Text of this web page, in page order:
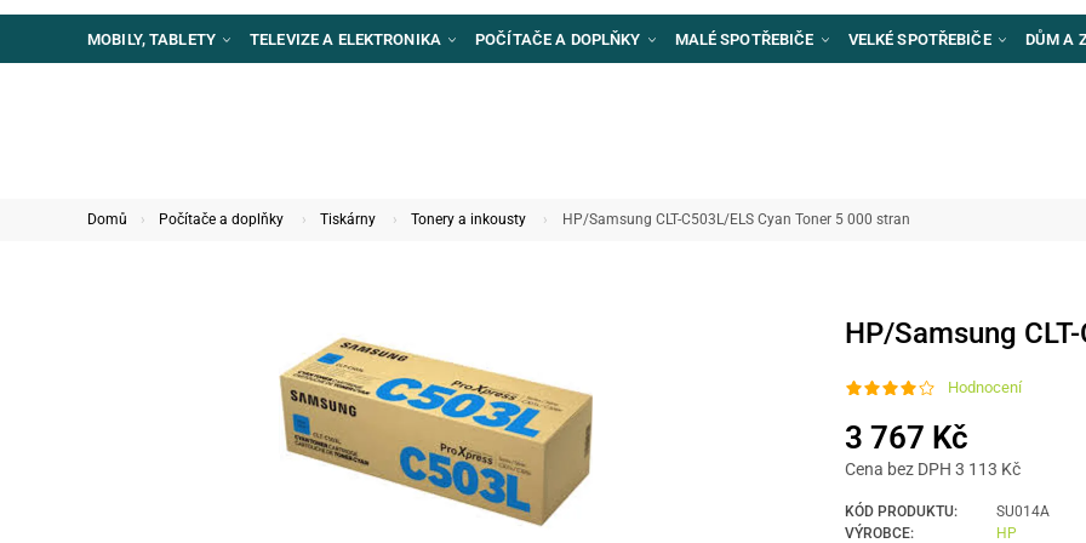
MOBILY, TABLETY TELEVIZE A ELEKTRONIKA POČÍTAČE A DOPLŇKY MALÉ SPOTŘEBIČE VELKÉ SPOTŘEBIČE DŮM A
Domů Počítače a doplňky Tiskárny Tonery a inkousty HP/Samsung CLT-C503L/ELS Cyan Toner 5 000 stran
HP/Samsung
Hodnocení
3 767 Kč
Cena bez DPH 3 113 Kč
KÓD PRODUKTU:
SU014A
VÝROBCE:
HP